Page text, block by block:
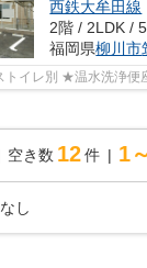
西鉄大牟田線
2階 / 2LDK /
福岡県柳川市
空き数 12 件 1
なし